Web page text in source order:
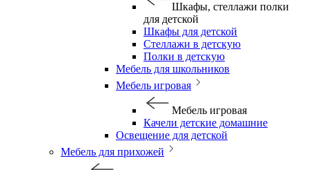
Шкафы, стеллажи полки
для детской
Шкафы для детской
Стеллажи в детскую
Полки в детскую
Мебель для школьников
Мебель игровая
Мебель игровая
Качели детские домашние
Освещение для детской
Мебель для прихожей